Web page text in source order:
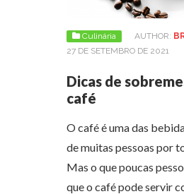
Culinária AUTHOR:
27 DE SETEMBRO DE 2021
Dicas de
café
O café é uma das
de muitas pessoas por
Mas o que poucas
que o café pode servir